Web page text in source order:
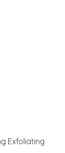
Exfoliating